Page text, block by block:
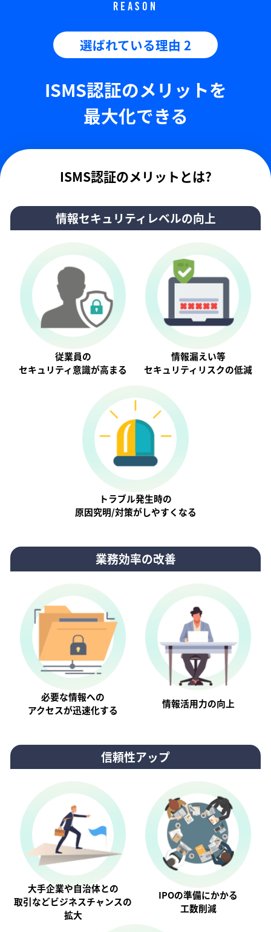
REASON
選ばれている理由 2
ISMS認証のメリットを
最大化できる
ISMS認証のメリットとは?
情報セキュリティレベルの向上
従業員の
セキュリティ意識が⾼まる
情報漏えい等
セキュリティリスクの低減
トラブル発生時の
原因究明/対策がしやすくなる
業務効率の改善
必要な情報への
アクセスが迅速化する
情報活⽤⼒の向上
信頼性アップ
大手企業や自治体との
取引などビジネスチャンスの
拡大
IPOの準備にかかる
工数削減